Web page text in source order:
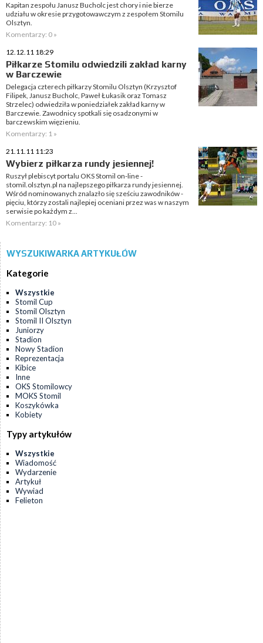
Kapitan zespołu Janusz Bucholc jest chory i nie bierze
udziału w okresie przygotowawczym z zespołem Stomilu
Olsztyn.
Komentarzy: 0 »
12.12.11 18:29
Piłkarze Stomilu odwiedzili zakład karny
w Barczewie
Delegacja czterech piłkarzy Stomilu Olsztyn (Krzysztof
Filipek, Janusz Bucholc, Paweł Łukasik oraz Tomasz
Strzelec) odwiedziła w poniedziałek zakład karny w
Barczewie. Zawodnicy spotkali się osadzonymi w
barczewskim więzieniu.
Komentarzy: 1 »
21.11.11 11:23
Wybierz piłkarza rundy jesiennej!
Ruszył plebiscyt portalu OKS Stomil on-line -
stomil.olsztyn.pl na najlepszego piłkarza rundy jesiennej.
Wśród nominowanych znalazło się sześciu zawodników -
pięciu, którzy zostali najlepiej oceniani przez was w naszym
serwisie po każdym z...
Komentarzy: 10 »
WYSZUKIWARKA ARTYKUŁÓW
Kategorie
Wszystkie
Stomil Cup
Stomil Olsztyn
Stomil II Olsztyn
Juniorzy
Stadion
Nowy Stadion
Reprezentacja
Kibice
Inne
OKS Stomilowcy
MOKS Stomil
Koszykówka
Kobiety
Typy artykułów
Wszystkie
Wiadomość
Wydarzenie
Artykuł
Wywiad
Felieton